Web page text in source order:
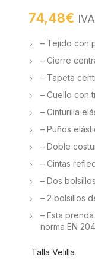
74,48€
– Tejido con
– Cierre
– Tapeta
– Cuello con
– Cinturilla
– Puños
– Doble
– Cintas
– Dos
– 2 bolsillos
– Esta
norma EN
Talla Velilla